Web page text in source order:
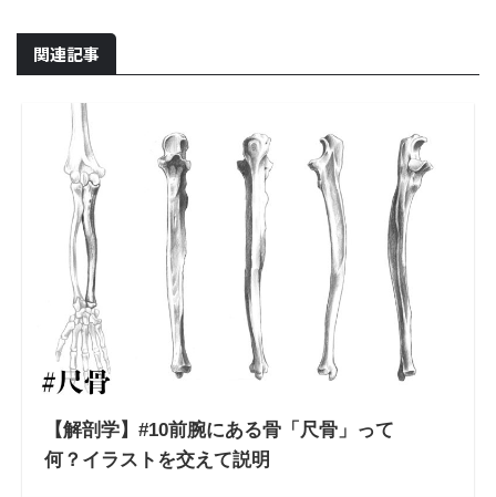
関連記事
【解剖学】#10前腕にある骨「尺骨」って
何？イラストを交えて説明